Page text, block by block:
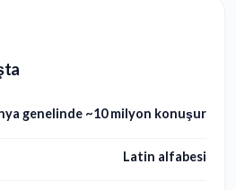
genelinde ~10 milyon konuşur
Latin alfabesi